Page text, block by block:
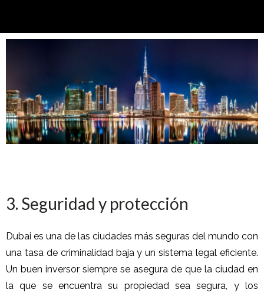
3. Seguridad y protección
Dubai es una de las ciudades más seguras del mundo con
una tasa de criminalidad baja y un sistema legal eficiente.
Un buen inversor siempre se asegura de que la ciudad en
la que se encuentra su propiedad sea segura, y los